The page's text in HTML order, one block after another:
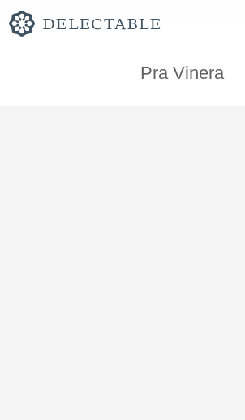
Pra Vinera